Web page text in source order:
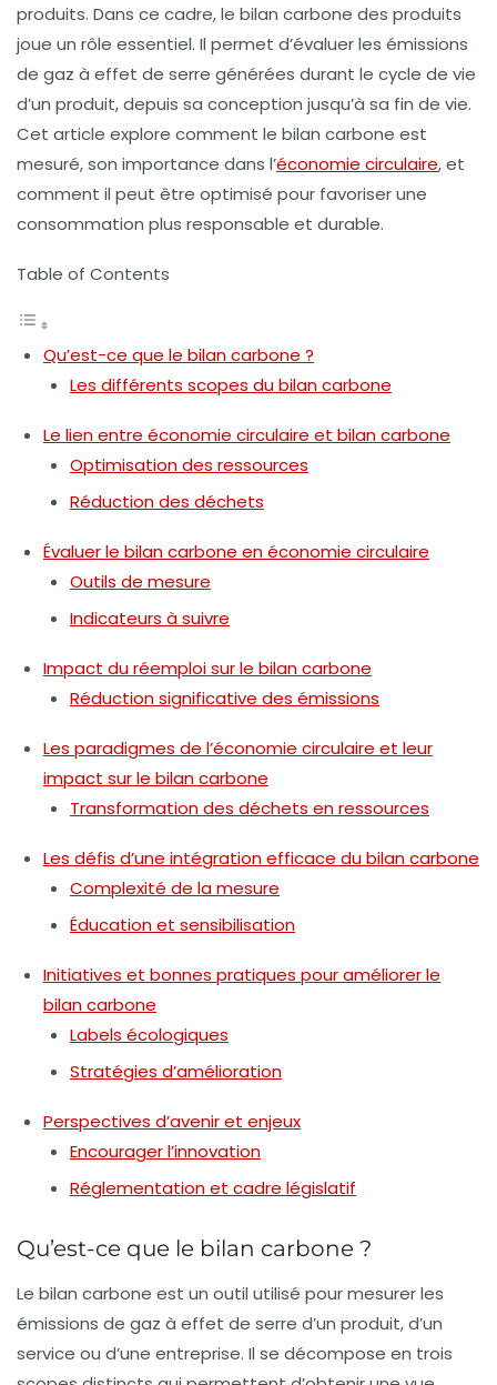
produits. Dans ce cadre, le bilan carbone des produits
joue un rôle essentiel. Il permet d’évaluer les émissions
de gaz à effet de serre générées durant le cycle de vie
d’un produit, depuis sa conception jusqu’à sa fin de vie.
Cet article explore comment le bilan carbone est
mesuré, son importance dans l’économie circulaire, et
comment il peut être optimisé pour favoriser une
consommation plus responsable et durable.
Table of Contents
Qu’est-ce que le bilan carbone ?
Les différents scopes du bilan carbone
Le lien entre économie circulaire et bilan carbone
Optimisation des ressources
Réduction des déchets
Évaluer le bilan carbone en économie circulaire
Outils de mesure
Indicateurs à suivre
Impact du réemploi sur le bilan carbone
Réduction significative des émissions
Les paradigmes de l’économie circulaire et leur
impact sur le bilan carbone
Transformation des déchets en ressources
Les défis d’une intégration efficace du bilan carbone
Complexité de la mesure
Éducation et sensibilisation
Initiatives et bonnes pratiques pour améliorer le
bilan carbone
Labels écologiques
Stratégies d’amélioration
Perspectives d’avenir et enjeux
Encourager l’innovation
Réglementation et cadre législatif
Qu’est-ce que le bilan carbone ?
Le bilan carbone est un outil utilisé pour mesurer les
émissions de gaz à effet de serre d’un produit, d’un
service ou d’une entreprise. Il se décompose en trois